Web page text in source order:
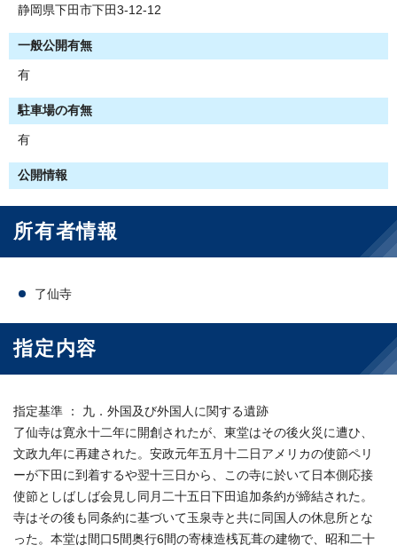
静岡県下田市下田3-12-12
一般公開有無
有
駐車場の有無
有
公開情報
所有者情報
了仙寺
指定内容
指定基準 ： 九．外国及び外国人に関する遺跡
了仙寺は寛永十二年に開創されたが、東堂はその後火災に遭ひ、
文政九年に再建された。安政元年五月十二日アメリカの使節ペリ
ーが下田に到着するや翌十三日から、この寺に於いて日本側応接
使節としばしば会見し同月二十五日下田追加条約が締結された。
寺はその後も同条約に基づいて玉泉寺と共に同国人の休息所とな
った。本堂は間口5間奥行6間の寄棟造桟瓦葺の建物で、昭和二十